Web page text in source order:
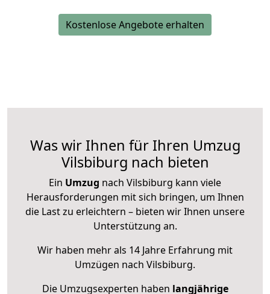
Kostenlose Angebote erhalten
Was wir Ihnen für Ihren Umzug
Vilsbiburg nach bieten
Ein Umzug nach Vilsbiburg kann viele
Herausforderungen mit sich bringen, um Ihnen
die Last zu erleichtern – bieten wir Ihnen unsere
Unterstützung an.
Wir haben mehr als 14 Jahre Erfahrung mit
Umzügen nach Vilsbiburg.
Die Umzugsexperten haben langjährige